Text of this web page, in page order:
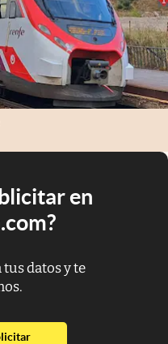
en
datos y te
abre en nueva pestaña